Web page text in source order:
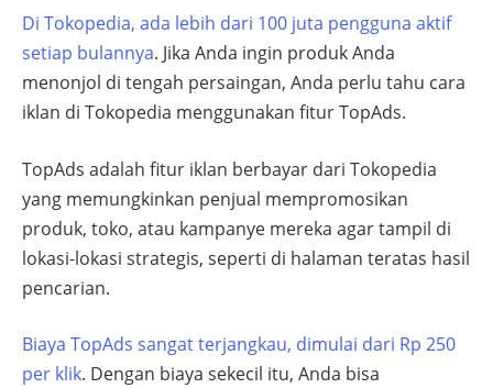
Di Tokopedia, ada lebih dari 100 juta pengguna aktif
setiap bulannya. Jika Anda ingin produk Anda
menonjol di tengah persaingan, Anda perlu tahu cara
iklan di Tokopedia menggunakan fitur TopAds.
TopAds adalah fitur iklan berbayar dari Tokopedia
yang memungkinkan penjual mempromosikan
produk, toko, atau kampanye mereka agar tampil di
lokasi-lokasi strategis, seperti di halaman teratas hasil
pencarian.
Biaya TopAds sangat terjangkau, dimulai dari Rp 250
per klik. Dengan biaya sekecil itu, Anda bisa